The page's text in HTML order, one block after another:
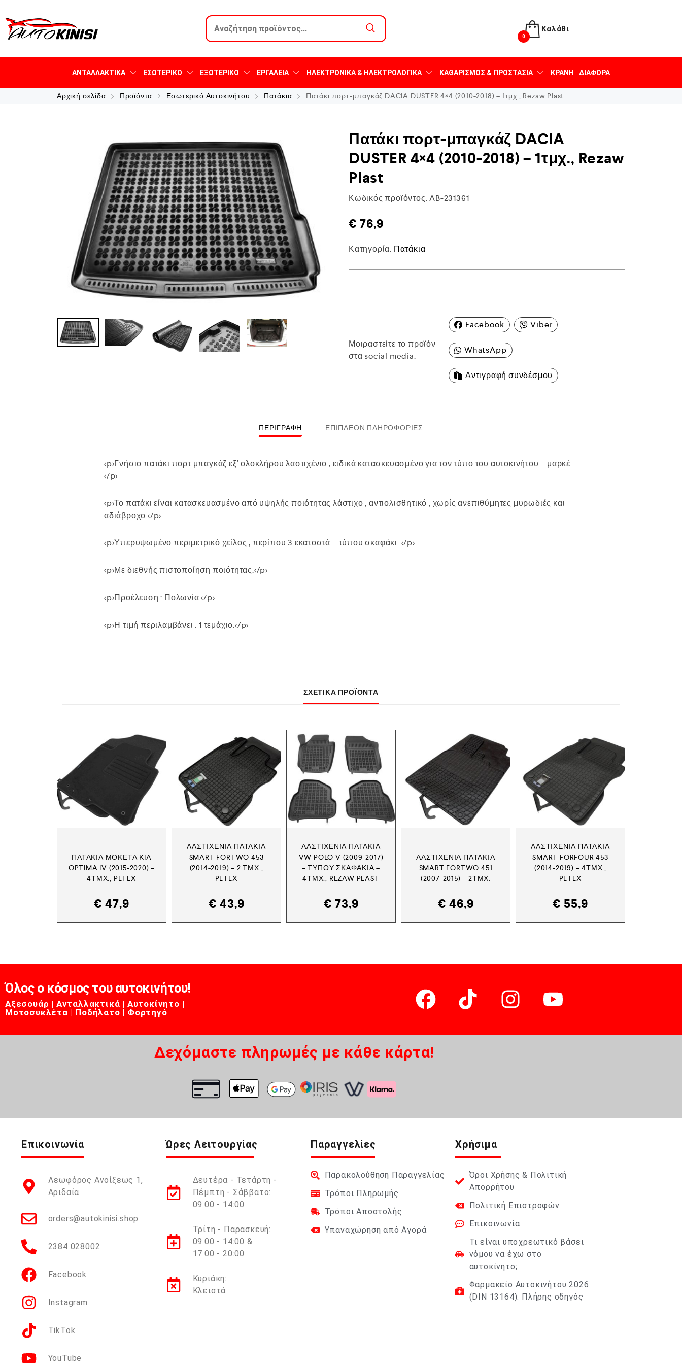
Καλάθι
0
ΑΝΤΑΛΛΑΚΤΙΚΆ ΕΣΩΤΕΡΙΚΌ ΕΞΩΤΕΡΙΚΌ ΕΡΓΑΛΕΊΑ ΗΛΕΚΤΡΟΝΙΚΆ & ΗΛΕΚΤΡΟΛΟΓΙΚΆ ΚΑΘΑΡΙΣΜΌΣ & ΠΡΟΣΤΑΣΊΑ ΚΡΆΝΗ ΔΙΆΦΟΡΑ
Αρχική σελίδα Προϊόντα Εσωτερικό Αυτοκινήτου Πατάκια Πατάκι πορτ-μπαγκάζ DACIA DUSTER 4×4 (2010-2018) – 1τμχ., Rezaw Plast
Πατάκι πορτ-μπαγκάζ DACIA
DUSTER 4×4 (2010-2018) – 1τμχ., Rezaw
Plast
Κωδικός προϊόντος: AB-231361
€ 76,9
Κατηγορία: Πατάκια
Μοιραστείτε το προϊόν
στα social media:
Facebook Viber
WhatsApp
Αντιγραφή συνδέσμου
ΠΕΡΙΓΡΑΦΉ ΕΠΙΠΛΈΟΝ ΠΛΗΡΟΦΟΡΊΕΣ
<p>Γνήσιο πατάκι πορτ μπαγκάζ εξ’ ολοκλήρου λαστιχένιο , ειδικά κατασκευασμένο για τον τύπο του αυτοκινήτου – μαρκέ.
</p>
<p>Το πατάκι είναι κατασκευασμένο από υψηλής ποιότητας λάστιχο , αντιολισθητικό , χωρίς ανεπιθύμητες μυρωδιές και
αδιάβροχο.</p>
<p>Υπερυψωμένο περιμετρικό χείλος , περίπου 3 εκατοστά – τύπου σκαφάκι .</p>
<p>Με διεθνής πιστοποίηση ποιότητας.</p>
<p>Προέλευση : Πολωνία.</p>
<p>Η τιμή περιλαμβάνει : 1 τεμάχιο.</p>
ΣΧΕΤΙΚΆ ΠΡΟΪΌΝΤΑ
ΠΑΤΆΚΙΑ ΜΟΚΈΤΑ KIA
OPTIMA IV (2015-2020) –
4ΤΜΧ., PETEX
€ 47,9
ΛΑΣΤΙΧΈΝΙΑ ΠΑΤΆΚΙΑ
SMART FORTWO 453
(2014-2019) – 2 ΤΜΧ.,
PETEX
€ 43,9
ΛΑΣΤΙΧΈΝΙΑ ΠΑΤΆΚΙΑ
VW POLO V (2009-2017)
– ΤΎΠΟΥ ΣΚΑΦΆΚΙΑ –
4ΤΜΧ., REZAW PLAST
€ 73,9
ΛΑΣΤΙΧΈΝΙΑ ΠΑΤΆΚΙΑ
SMART FORTWO 451
(2007-2015) – 2ΤΜΧ.
€ 46,9
ΛΑΣΤΙΧΈΝΙΑ ΠΑΤΆΚΙΑ
SMART FORFOUR 453
(2014-2019) – 4ΤΜΧ.,
PETEX
€ 55,9
Όλος ο κόσμος του αυτοκινήτου!
Αξεσουάρ | Ανταλλακτικά | Αυτοκίνητο |
Μοτοσυκλέτα | Ποδήλατο | Φορτηγό
Δεχόμαστε πληρωμές με κάθε κάρτα!
Επικοινωνία
Λεωφόρος Ανοίξεως 1,
Αριδαία
orders@autokinisi.shop
2384 028002
Facebook
Instagram
TikTok
YouTube
Ώρες Λειτουργίας
Δευτέρα - Τετάρτη -
Πέμπτη - Σάββατο:
09:00 - 14:00
Τρίτη - Παρασκευή:
09:00 - 14:00 &
17:00 - 20:00
Κυριάκη:
Κλειστά
Παραγγελίες
Παρακολούθηση Παραγγελίας
Τρόποι Πληρωμής
Τρόποι Αποστολής
Υπαναχώρηση από Αγορά
Χρήσιμα
Όροι Χρήσης & Πολιτική
Απορρήτου
Πολιτική Επιστροφών
Επικοινωνία
Τι είναι υποχρεωτικό βάσει
νόμου να έχω στο
αυτοκίνητο;
Φαρμακείο Αυτοκινήτου 2026
(DIN 13164): Πλήρης οδηγός